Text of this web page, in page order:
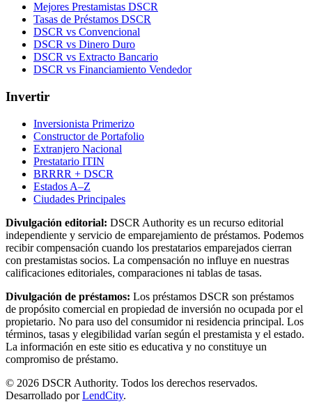
Mejores Prestamistas DSCR
Tasas de Préstamos DSCR
DSCR vs Convencional
DSCR vs Dinero Duro
DSCR vs Extracto Bancario
DSCR vs Financiamiento Vendedor
Invertir
Inversionista Primerizo
Constructor de Portafolio
Extranjero Nacional
Prestatario ITIN
BRRRR + DSCR
Estados A–Z
Ciudades Principales
Divulgación editorial: DSCR Authority es un recurso editorial
independiente y servicio de emparejamiento de préstamos. Podemos
recibir compensación cuando los prestatarios emparejados cierran
con prestamistas socios. La compensación no influye en nuestras
calificaciones editoriales, comparaciones ni tablas de tasas.
Divulgación de préstamos: Los préstamos DSCR son préstamos
de propósito comercial en propiedad de inversión no ocupada por el
propietario. No para uso del consumidor ni residencia principal. Los
términos, tasas y elegibilidad varían según el prestamista y el estado.
La información en este sitio es educativa y no constituye un
compromiso de préstamo.
© 2026 DSCR Authority. Todos los derechos reservados.
Desarrollado por LendCity.